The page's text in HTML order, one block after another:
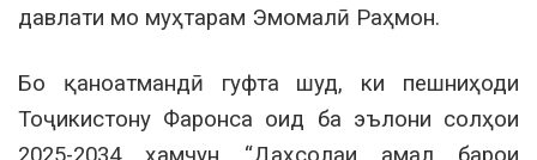
давлати мо муҳтарам Эмомалӣ Раҳмон.
Бо қаноатмандӣ гуфта шуд, ки пешниҳоди
Тоҷикистону Фаронса оид ба эълони солҳои
2025-2034 ҳамчун “Даҳсолаи амал барои